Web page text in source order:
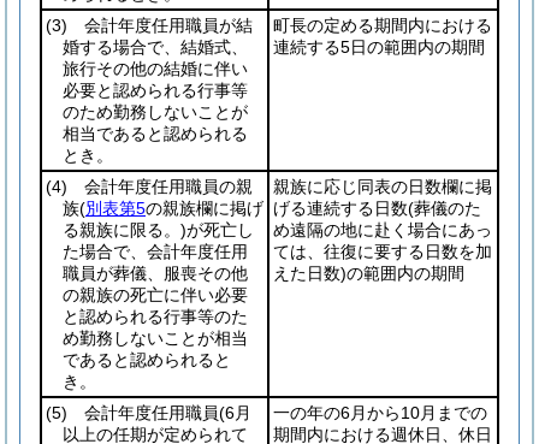
(3) 会計年度任用職員が結
婚する場合で、結婚式、
旅行その他の結婚に伴い
必要と認められる行事等
のため勤務しないことが
相当であると認められる
とき。
町長の定める期間内における
連続する5日の範囲内の期間
(4) 会計年度任用職員の親
族(別表第5の親族欄に掲げ
る親族に限る。)が死亡し
た場合で、会計年度任用
職員が葬儀、服喪その他
の親族の死亡に伴い必要
と認められる行事等のた
め勤務しないことが相当
であると認められると
き。
親族に応じ同表の日数欄に掲
げる連続する日数(葬儀のた
め遠隔の地に赴く場合にあっ
ては、往復に要する日数を加
えた日数)の範囲内の期間
(5) 会計年度任用職員(6月
以上の任期が定められて
一の年の6月から10月までの
期間内における週休日、休日